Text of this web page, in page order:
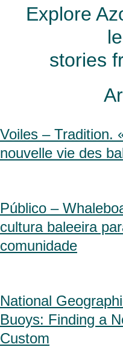
Explore
stories
Voiles – Tradition.
nouvelle vie des
Público –
cultura baleeira
comunidade
National
Buoys: Finding a
Custom